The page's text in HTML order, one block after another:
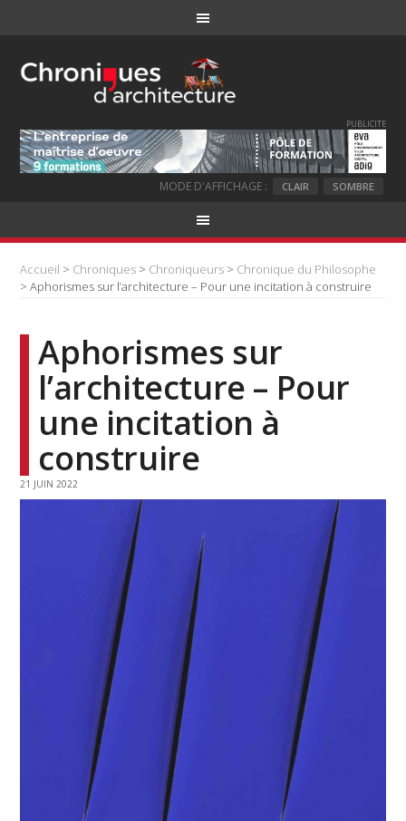
PUBLICITE
MODE D'AFFICHAGE : CLAIR SOMBRE
Accueil > Chroniques > Chroniqueurs > Chronique du Philosophe
> Aphorismes sur l’architecture – Pour une incitation à construire
Aphorismes sur
l’architecture – Pour
une incitation à
construire
21 JUIN 2022